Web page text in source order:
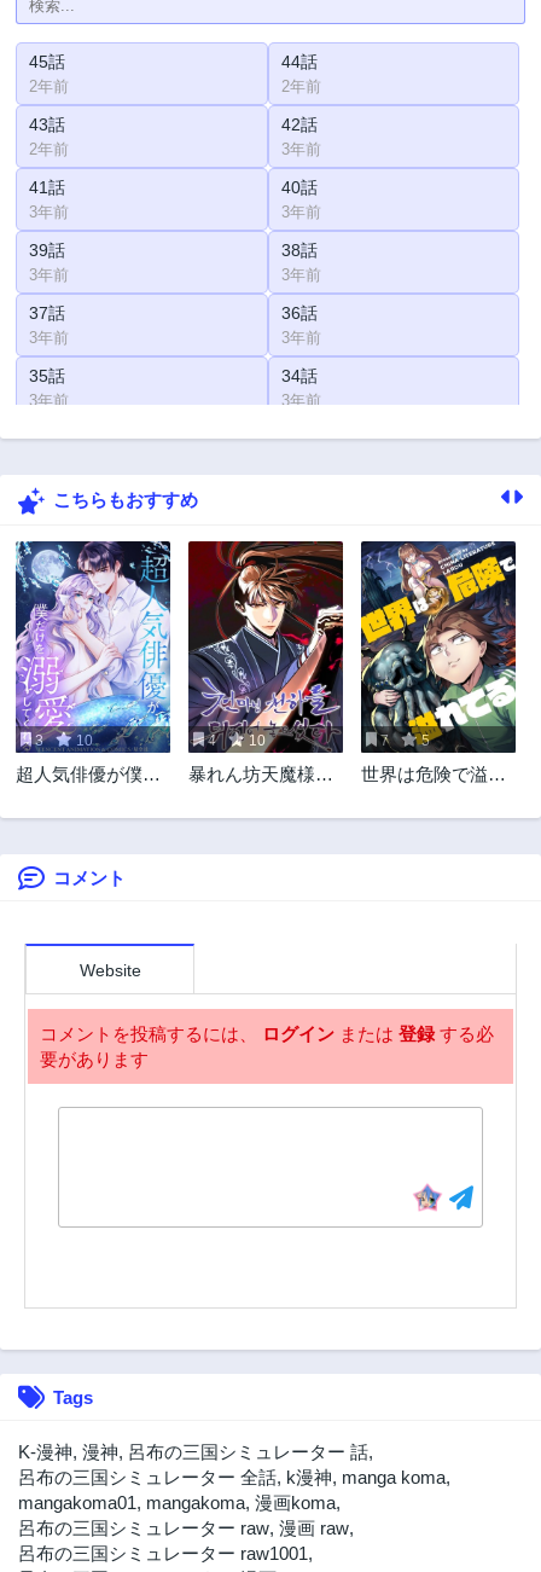
45話
2年前
44話
2年前
43話
2年前
42話
3年前
41話
3年前
40話
3年前
39話
3年前
38話
3年前
37話
3年前
36話
3年前
35話
3年前
34話
3年前
33話 32話
31話
29話
3年前
28話
3年前
27話
3年前
26話
3年前
25話
3年前
24話
3年前
23話
3年前
22話
3年前
21話 20話
19話
17話
15話
3年前
14話
3年前
13話
3話
3年前
1話
3年前
こちらもおすすめ
3 10
超人気俳優が僕だ
る
4 10
暴れん坊天魔様、
7 5
世界は危険で溢れ
コメント
Website
コメントを投稿するには、 ログイン または 登録する必
要があります
Tags
K-漫神, 漫神, 呂布の三国シミュレーター 話,
呂布の三国シミュレーター 全話, k漫神, manga koma,
mangakoma01, mangakoma, 漫画koma,
呂布の三国シミュレーター raw, 漫画 raw,
呂布の三国シミュレーター raw1001,